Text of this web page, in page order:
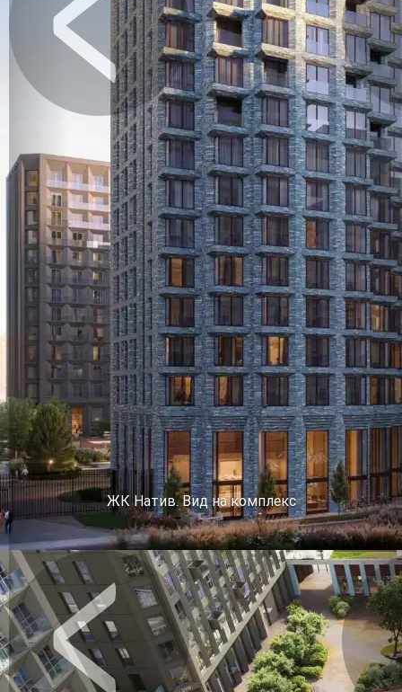
ЖК Натив. Вид на комплекс
Предыдущее